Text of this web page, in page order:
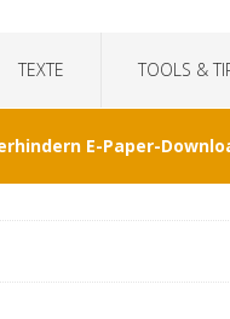
TEXTE TOOLS &
E-Paper-
Interview mit KI